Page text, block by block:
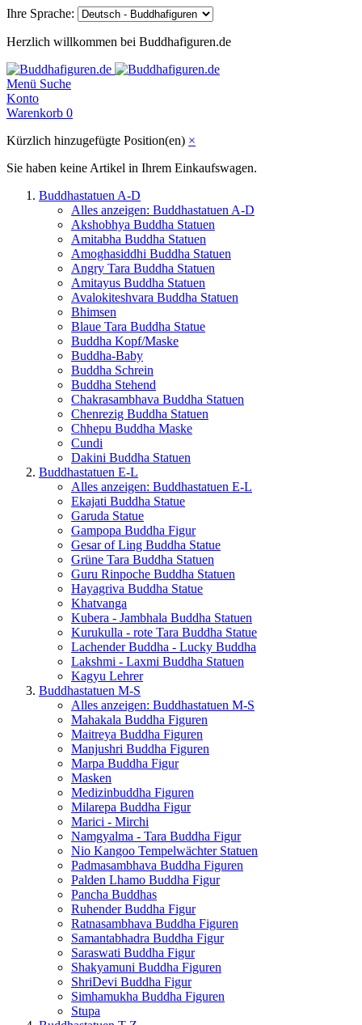
Ihre Sprache:
Herzlich willkommen bei Buddhafiguren.de
Menü Suche
Konto
Warenkorb 0
Kürzlich hinzugefügte Position(en) ×
Sie haben keine Artikel in Ihrem Einkaufswagen.
Buddhastatuen A-D
Alles anzeigen: Buddhastatuen A-D
Akshobhya Buddha Statuen
Amitabha Buddha Statuen
Amoghasiddhi Buddha Statuen
Angry Tara Buddha Statuen
Amitayus Buddha Statuen
Avalokiteshvara Buddha Statuen
Bhimsen
Blaue Tara Buddha Statue
Buddha Kopf/Maske
Buddha-Baby
Buddha Schrein
Buddha Stehend
Chakrasambhava Buddha Statuen
Chenrezig Buddha Statuen
Chhepu Buddha Maske
Cundi
Dakini Buddha Statuen
Buddhastatuen E-L
Alles anzeigen: Buddhastatuen E-L
Ekajati Buddha Statue
Garuda Statue
Gampopa Buddha Figur
Gesar of Ling Buddha Statue
Grüne Tara Buddha Statuen
Guru Rinpoche Buddha Statuen
Hayagriva Buddha Statue
Khatvanga
Kubera - Jambhala Buddha Statuen
Kurukulla - rote Tara Buddha Statue
Lachender Buddha - Lucky Buddha
Lakshmi - Laxmi Buddha Statuen
Kagyu Lehrer
Buddhastatuen M-S
Alles anzeigen: Buddhastatuen M-S
Mahakala Buddha Figuren
Maitreya Buddha Figuren
Manjushri Buddha Figuren
Marpa Buddha Figur
Masken
Medizinbuddha Figuren
Milarepa Buddha Figur
Marici - Mirchi
Namgyalma - Tara Buddha Figur
Nio Kangoo Tempelwächter Statuen
Padmasambhava Buddha Figuren
Palden Lhamo Buddha Figur
Pancha Buddhas
Ruhender Buddha Figur
Ratnasambhava Buddha Figuren
Samantabhadra Buddha Figur
Saraswati Buddha Figur
Shakyamuni Buddha Figuren
ShriDevi Buddha Figur
Simhamukha Buddha Figuren
Stupa